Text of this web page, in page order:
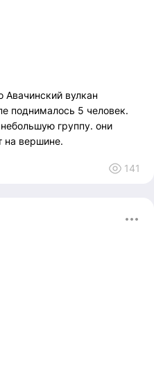
Авачинский вулкан
поднималось 5 человек.
группу. они
на вершине.
141